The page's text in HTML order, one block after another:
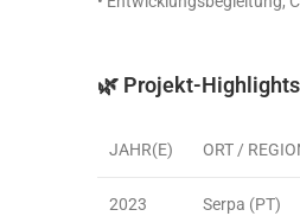
🌿 Projekt-
JAHR(E) ORT /
2023 Serpa (PT)